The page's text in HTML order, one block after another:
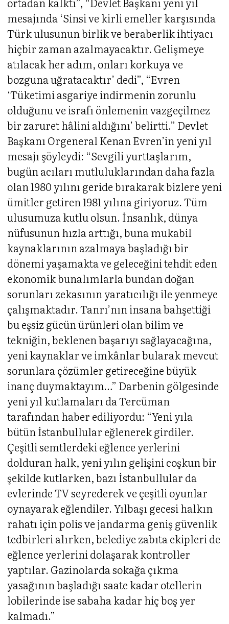
mesajında ‘Sinsi ve kirli emeller karşısında
Türk ulusunun birlik ve beraberlik ihtiyacı
hiçbir zaman azalmayacaktır. Gelişmeye
atılacak her adım, onları korkuya ve
bozguna uğratacaktır’ dedi”, “Evren
‘Tüketimi asgariye indirmenin zorunlu
olduğunu ve israfı önlemenin vazgeçilmez
bir zaruret hâlini aldığını’ belirtti.” Devlet
Başkanı Orgeneral Kenan Evren’in yeni yıl
mesajı şöyleydi: “Sevgili yurttaşlarım,
bugün acıları mutluluklarından daha fazla
olan 1980 yılını geride bırakarak bizlere yeni
ümitler getiren 1981 yılına giriyoruz. Tüm
ulusumuza kutlu olsun. İnsanlık, dünya
nüfusunun hızla arttığı, buna mukabil
kaynaklarının azalmaya başladığı bir
dönemi yaşamakta ve geleceğini tehdit eden
ekonomik bunalımlarla bundan doğan
sorunları zekasının yaratıcılığı ile yenmeye
çalışmaktadır. Tanrı’nın insana bahşettiği
bu eşsiz gücün ürünleri olan bilim ve
tekniğin, beklenen başarıyı sağlayacağına,
yeni kaynaklar ve imkânlar bularak mevcut
sorunlara çözümler getireceğine büyük
inanç duymaktayım…” Darbenin gölgesinde
yeni yıl kutlamaları da Tercüman
tarafından haber ediliyordu: “Yeni yıla
bütün İstanbullular eğlenerek girdiler.
Çeşitli semtlerdeki eğlence yerlerini
dolduran halk, yeni yılın gelişini coşkun bir
şekilde kutlarken, bazı İstanbullular da
evlerinde TV seyrederek ve çeşitli oyunlar
oynayarak eğlendiler. Yılbaşı gecesi halkın
rahatı için polis ve jandarma geniş güvenlik
tedbirleri alırken, belediye zabıta ekipleri de
eğlence yerlerini dolaşarak kontroller
yaptılar. Gazinolarda sokağa çıkma
yasağının başladığı saate kadar otellerin
lobilerinde ise sabaha kadar hiç boş yer
kalmadı.”